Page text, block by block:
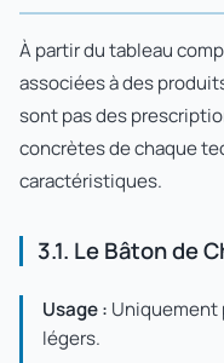
À partir du tableau
associées à des
sont pas des
concrètes de chaque
caractéristiques.
3.1. Le Bâton de
Usage : Uniquement
légers.